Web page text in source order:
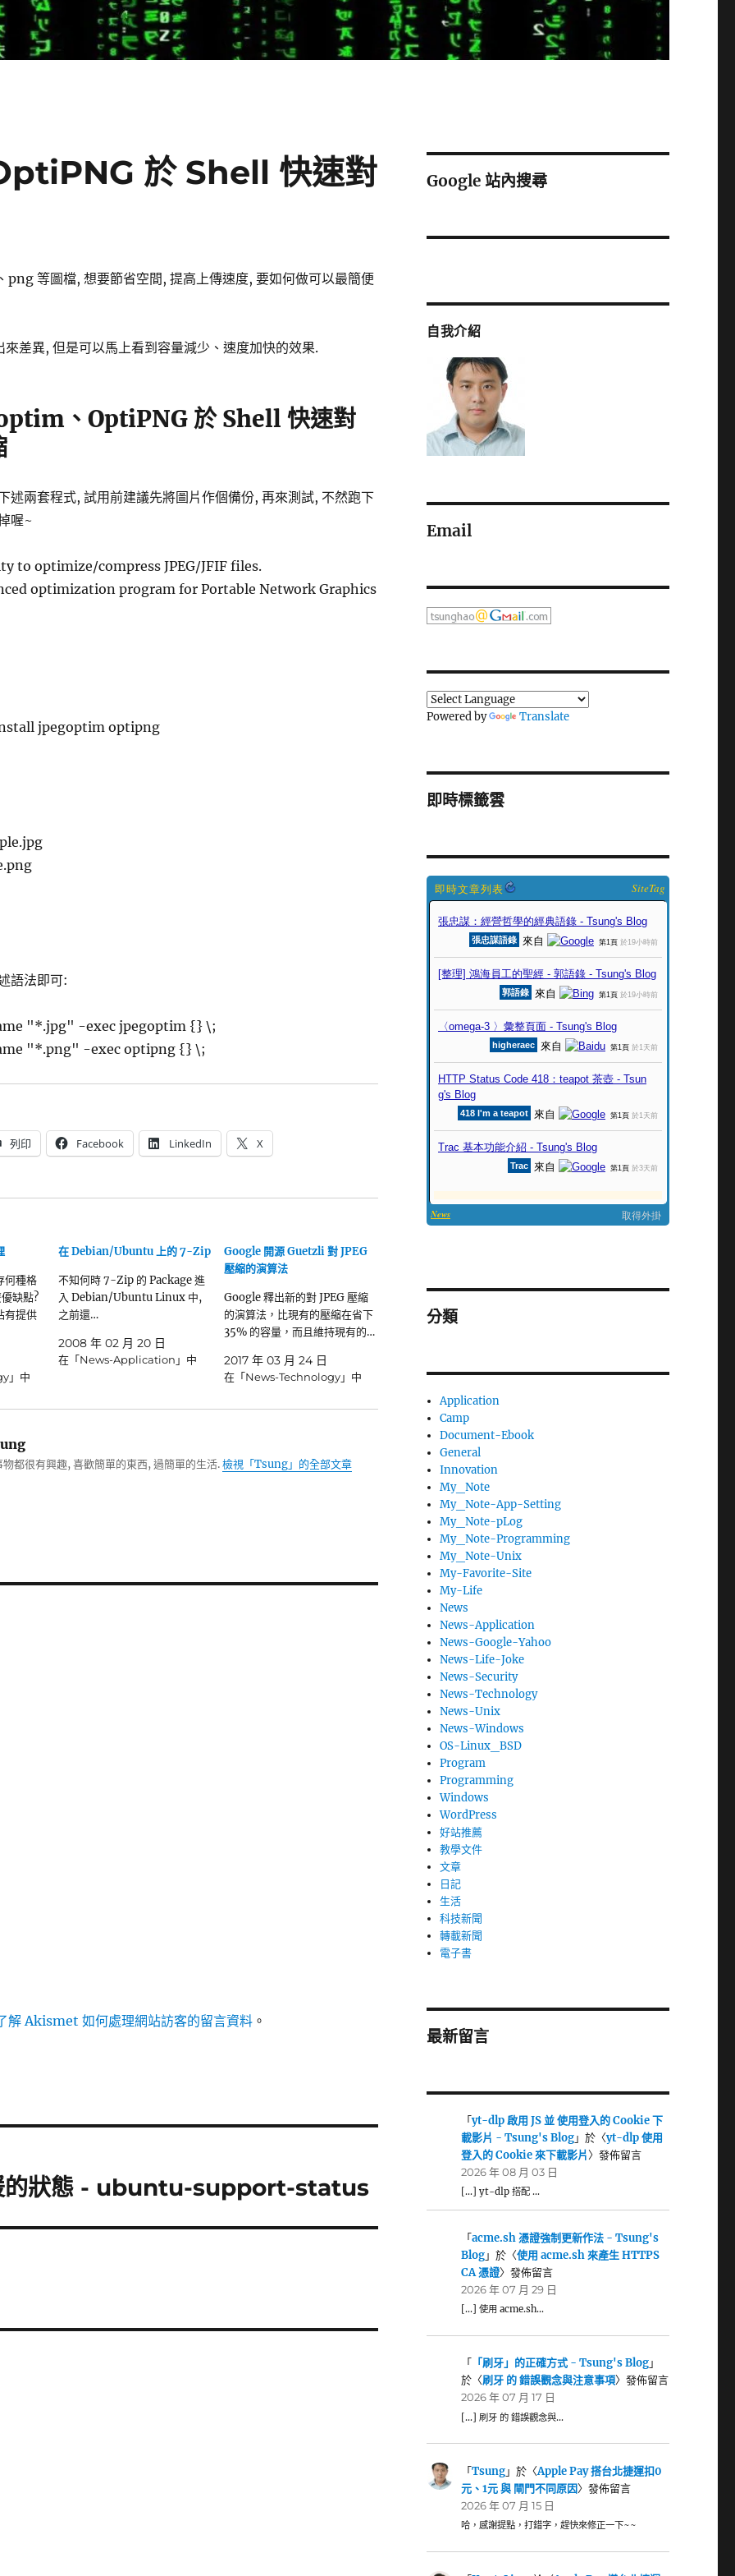
於 Shell 快速對
png 等圖檔, 想要節省空間, 提高上傳速度, 要如何做可以最簡便
差異, 但是可以馬上看到容量減少、速度加快的效果.
、OptiPNG 於 Shell 快速對
述兩套程式, 試用前建議先將圖片作個備份, 再來測試, 不然跑下
喔~
to optimize/compress JPEG/JFIF files.
optimization program for Portable Network Graphics
jpegoptim optipng
語法即可:
"*.jpg" -exec jpegoptim {} \;
"*.png" -exec optipng {} \;
列印 Facebook LinkedIn X
何種格
缺點?
有提供
」中
在 Debian/Ubuntu 上的 7-Zip
不知何時 7-Zip 的 Package 進
入 Debian/Ubuntu Linux 中,
之前還…
2008 年 02 月 20 日
在「News-Application」中
Google 開源 Guetzli 對 JPEG
壓縮的演算法
Google 釋出新的對 JPEG 壓縮
的演算法，比現有的壓縮在省下
35% 的容量，而且維持現有的…
2017 年 03 月 24 日
在「News-Technology」中
都很有興趣, 喜歡簡單的東西, 過簡單的生活.檢視「Tsung」的全部文章
解 Akismet 如何處理網站訪客的留言資料 。
的狀態 - ubuntu-support-status
Google 站內搜尋
自我介紹
Email
Powered by Translate
即時標籤雲
SiteTag
分類
Application
Camp
Document-Ebook
General
Innovation
My_Note
My_Note-App-Setting
My_Note-pLog
My_Note-Programming
My_Note-Unix
My-Favorite-Site
My-Life
News
News-Application
News-Google-Yahoo
News-Life-Joke
News-Security
News-Technology
News-Unix
News-Windows
OS-Linux_BSD
Program
Programming
Windows
WordPress
好站推薦
教學文件
文章
日記
生活
科技新聞
轉載新聞
電子書
最新留言
「yt-dlp 啟用 JS 並 使用登入的 Cookie 下
載影片 - Tsung's Blog」於〈yt-dlp 使用
登入的 Cookie 來下載影片〉發佈留言
2026 年 08 月 03 日
[…] yt-dlp 搭配 …
「acme.sh 憑證強制更新作法 - Tsung's
Blog」於〈使用 acme.sh 來產生 HTTPS
CA 憑證〉發佈留言
2026 年 07 月 29 日
[…] 使用 acme.sh…
「 「刷牙」的正確方式 - Tsung's Blog」
於〈刷牙 的 錯誤觀念與注意事項〉發佈留言
2026 年 07 月 17 日
[…] 刷牙 的 錯誤觀念與…
「Tsung」於〈Apple Pay 搭台北捷運扣0
元、1元 與 閘門不同原因〉發佈留言
2026 年 07 月 15 日
哈，感謝提點，打錯字，趕快來修正一下~~